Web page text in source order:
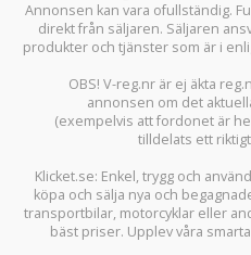
Annonsen kan vara ofullständig.
direkt från säljaren. Säljaren
produkter och tjänster som är i
OBS! V-reg.nr är ej äkta
annonsen om det
(exempelvis att fordonet är
tilldelats ett
Klicket.se: Enkel, trygg och
köpa och sälja nya och
transportbilar, motorcyklar eller
bäst priser. Upplev våra